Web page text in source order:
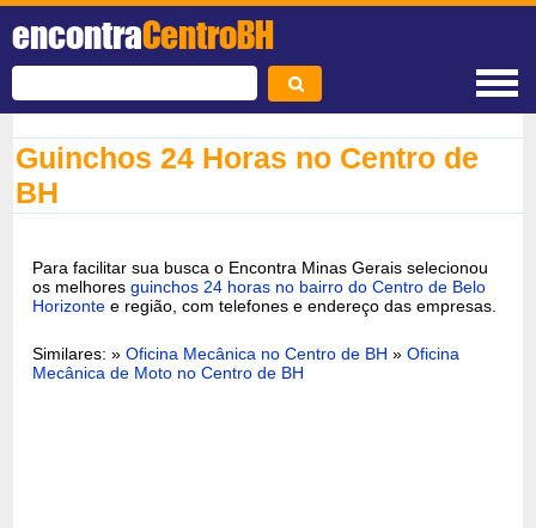
encontraCentroBH
Guinchos 24 Horas no Centro de
BH
Para facilitar sua busca o Encontra Minas Gerais selecionou
os melhoresguinchos 24 horas no bairro do Centro de Belo
Horizonte e região, com telefones e endereço das empresas.
Similares: »Oficina Mecânica no Centro de BH »Oficina
Mecânica de Moto no Centro de BH